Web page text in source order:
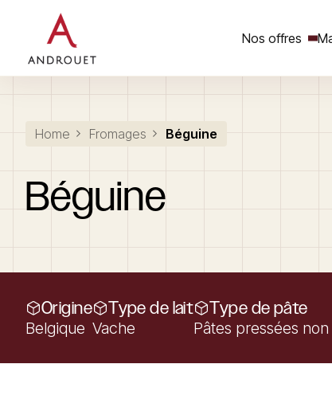
Nos offres
Rechercher un mot clé
Home Fromages Béguine
Béguine
Origine
Belgique
Type de lait
Vache
Type de pâte
Pâtes pressées